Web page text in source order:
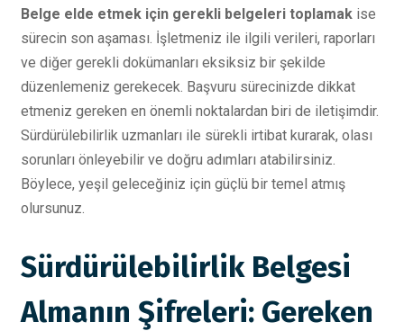
Belge elde etmek için gerekli belgeleri toplamak ise
sürecin son aşaması. İşletmeniz ile ilgili verileri, raporları
ve diğer gerekli dokümanları eksiksiz bir şekilde
düzenlemeniz gerekecek. Başvuru sürecinizde dikkat
etmeniz gereken en önemli noktalardan biri de iletişimdir.
Sürdürülebilirlik uzmanları ile sürekli irtibat kurarak, olası
sorunları önleyebilir ve doğru adımları atabilirsiniz.
Böylece, yeşil geleceğiniz için güçlü bir temel atmış
olursunuz.
Sürdürülebilirlik Belgesi
Almanın Şifreleri: Gereken